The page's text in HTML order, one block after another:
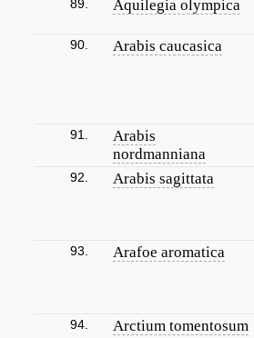
89. Aquilegia olympica
90. Arabis caucasica
91.
Arabis
nordmanniana
92. Arabis sagittata
93. Arafoe aromatica
94. Arctium tomentosum